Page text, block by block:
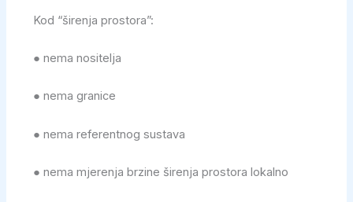
Kod “širenja prostora”:
● nema nositelja
● nema granice
● nema referentnog sustava
● nema mjerenja brzine širenja prostora lokalno